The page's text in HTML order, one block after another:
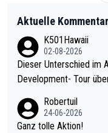
Aktuelle
K501Hawaii
02-08-2026
Dieser Unterschied im
Development- Tour
mal 40+ erst recht. Da gewinnst keinen Blumentopf - ist ja noc
h krasser wie ein Pokalspiel eines Kreisligisten vs einem Bund
Robertuil
24-06-2026
Ganz tolle Aktion!